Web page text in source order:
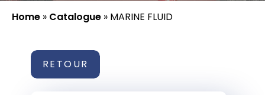
Home » Catalogue » MARINE FLUID
RETOUR